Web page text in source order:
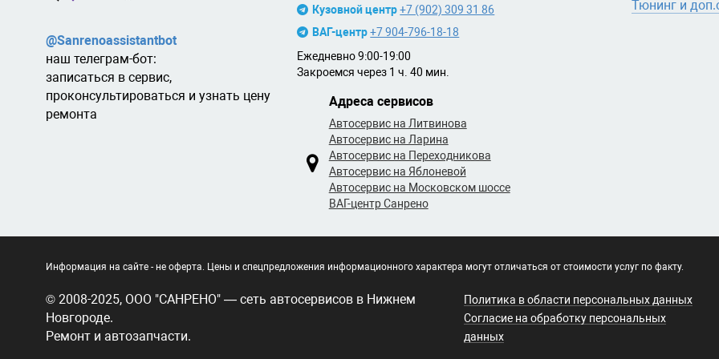
@Sanrenoassistantbot
наш телеграм-бот:
записаться в сервис,
проконсультироваться и узнать цену
ремонта
Кузовной центр +7 (902) 309 31 86
ВАГ-центр +7 904-796-18-18
Ежедневно 9:00-19:00
Закроемся через 1 ч. 40 мин.
Адреса сервисов
Автосервис на Литвинова
Автосервис на Ларина
Автосервис на Переходникова
Автосервис на Яблоневой
Автосервис на Московском шоссе
ВАГ-центр Санрено
Тюнинг и
Информация на сайте - не оферта. Цены и спецпредложения информационного характера могут отличаться от стоимости услуг по факту.
© 2008-2025, ООО "САНРЕНО" — сеть автосервисов в Нижнем
Новгороде.
Ремонт и автозапчасти.
Политика в области персональных данных
Согласие на обработку персональных
данных